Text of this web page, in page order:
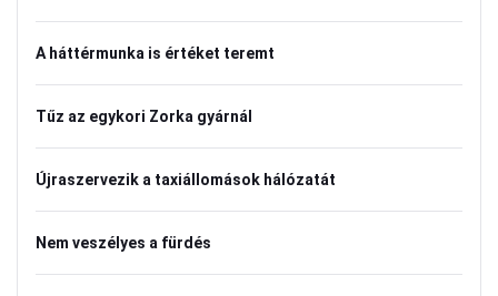
A háttérmunka is értéket teremt
Tűz az egykori Zorka gyárnál
Újraszervezik a taxiállomások hálózatát
Nem veszélyes a fürdés